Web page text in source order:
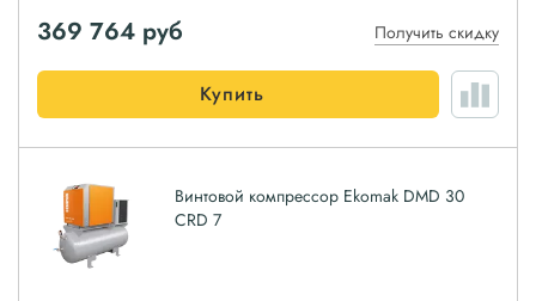
369 764 руб Получить скидку
Купить
Винтовой компрессор Ekomak DMD 30
CRD 7